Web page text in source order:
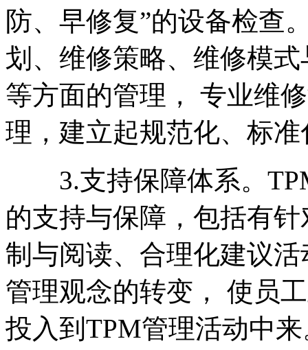
防、早修复”的设备检查
划、维修策略、维修模
等方面的管理， 专业维
理，建立起规范化、标
3.支持保障体系。
的支持与保障，包括有
制与阅读、合理化建议
管理观念的转变， 使员
投入到TPM管理活动中